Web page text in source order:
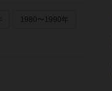
1980〜1990年